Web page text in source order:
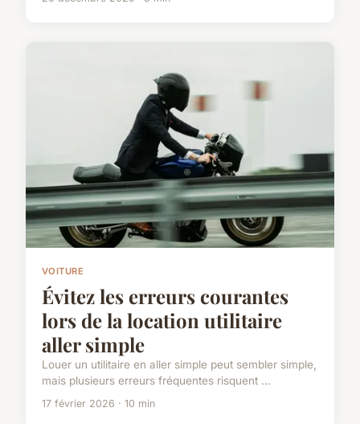
VOITURE
Évitez les erreurs courantes
lors de la location utilitaire
aller simple
Louer un utilitaire en aller simple peut sembler simple,
mais plusieurs erreurs fréquentes risquent ...
17 février 2026 · 10 min